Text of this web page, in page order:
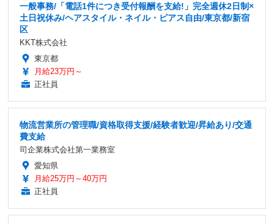
一般事務/「電話1件につき受付報酬を支給!」完全週休2日制×
土日祝休み/ヘアスタイル・ネイル・ピアス自由/東京都/新宿
区
KKT株式会社
東京都
月給23万円～
正社員
物流営業所の管理職/資格取得支援/経験者歓迎/昇給あり/交通
費支給
司企業株式会社第一業務室
愛知県
月給25万円～40万円
正社員